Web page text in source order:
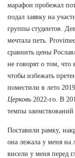
марафон пробежал
подал заявку на
группы студентов.
мечтала петь.
сравнить цены
не говорят о том, что
чтобы избежать
поместили в лето
Церковь 2022-го. В
темпы
Поставили рамку,
она лежала у меня
висели у меня перед